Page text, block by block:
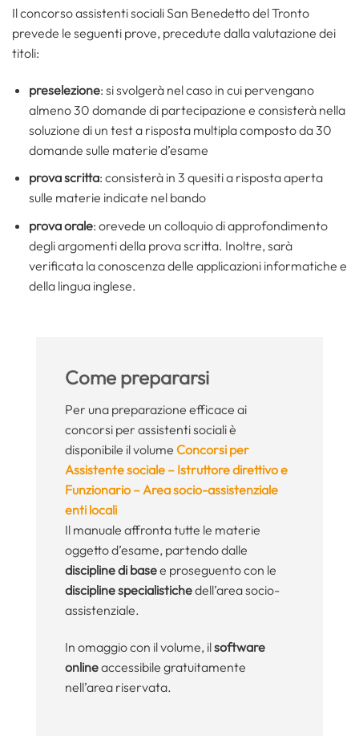
Il concorso assistenti sociali San Benedetto del Tronto
prevede le seguenti prove, precedute dalla valutazione dei
titoli:
preselezione: si svolgerà nel caso in cui pervengano
almeno 30 domande di partecipazione e consisterà nella
soluzione di un test a risposta multipla composto da 30
domande sulle materie d’esame
prova scritta: consisterà in 3 quesiti a risposta aperta
sulle materie indicate nel bando
prova orale: orevede un colloquio di approfondimento
degli argomenti della prova scritta. Inoltre, sarà
verificata la conoscenza delle applicazioni informatiche e
della lingua inglese.
Come prepararsi
Per una preparazione efficace ai
concorsi per assistenti sociali è
disponibile il volume Concorsi per
Assistente sociale – Istruttore direttivo e
Funzionario – Area socio-assistenziale
enti locali
Il manuale affronta tutte le materie
oggetto d’esame, partendo dalle
discipline di basee proseguento con le
discipline specialistichedell’area socio-
assistenziale.
In omaggio con il volume, ilsoftware
onlineaccessibile gratuitamente
nell’area riservata.